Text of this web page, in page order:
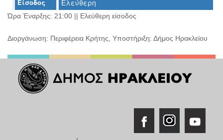
ΤΟΠΟΣ
ΜΑΣ
ΔΗΜΟΣ
ΠΟΛΙΤΙΣΜΟΣ
Είσοδος Ελεύθερη
Ώρα Έναρξης: 21:00 || Ελεύθερη είσοδος
Διοργάνωση: Περιφέρεια Κρήτης, Υποστήριξη: Δήμος Ηρακλείου